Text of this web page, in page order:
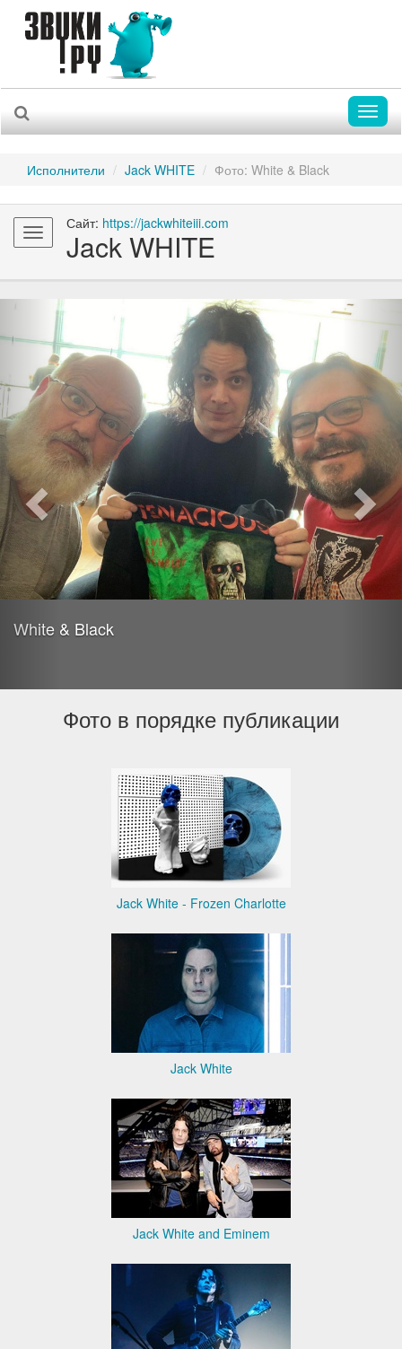
Исполнители Jack WHITE Фото: White & Black
Toggle
navigation
Сайт: https://jackwhiteiii.com
Jack WHITE
White & Black
Previous
Фото в порядке публикации
Jack White - Frozen Charlotte
Jack White
Jack White and Eminem